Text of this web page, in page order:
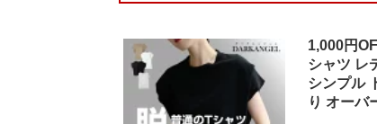
1,000円
シャツ レ
シンプル
り オーバ